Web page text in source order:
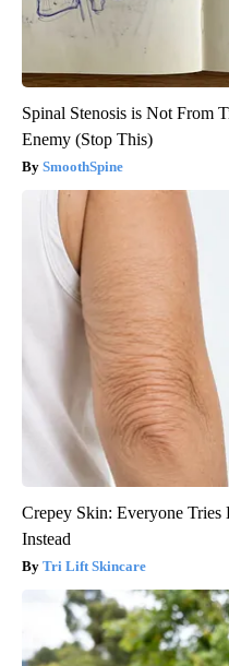
Spinal Stenosis is Not From
Enemy (Stop This)
SmoothSpine
Crepey Skin: Everyone
Instead
Tri Lift Skincare